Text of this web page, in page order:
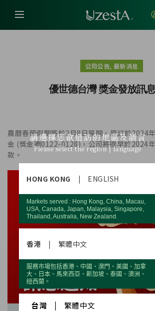
公司公告, 最新消息
優世德台灣 獎金發放訊
農曆春節假期將於2月8日展開，原訂於2024
金 (獎金週0122-0128)，公司將提早於2024
款。
請選擇您欲造訪的地區及語言
Please select the region | language
HONG KONG | ENGLISH
Markets served : Hong Kong, China, Macau,
USA, Canada, Japan, Malaysia, Singapore,
Thailand, Australia, New Zealand.
香港 | 繁體中文
服務市場包括香港、中國、澳門、美國、加拿
大、日本、馬來西亞、新加坡、泰國、澳洲、
紐西蘭。
台灣 繁體中文